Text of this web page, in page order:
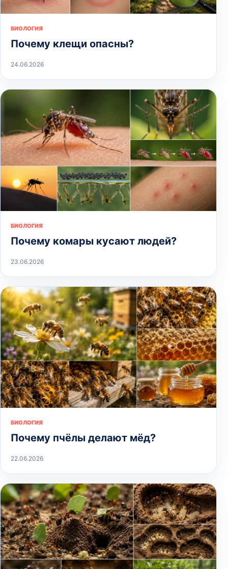
БИОЛОГИЯ
Почему клещи опасны?
24.06.2026
БИОЛОГИЯ
Почему комары кусают людей?
23.06.2026
БИОЛОГИЯ
Почему пчёлы делают мёд?
22.06.2026